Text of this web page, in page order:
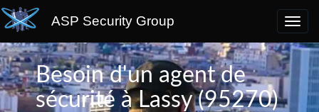
ASP Security Group
Besoin d'un agent de
sécurité à Lassy (95270)